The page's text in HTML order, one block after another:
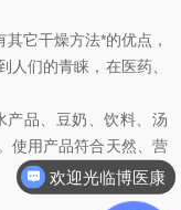
它干燥方法*的优点，
人们的青睐，在医药、
品、豆奶、饮料、汤
使用产品符合天然、营
欢迎光临博医康